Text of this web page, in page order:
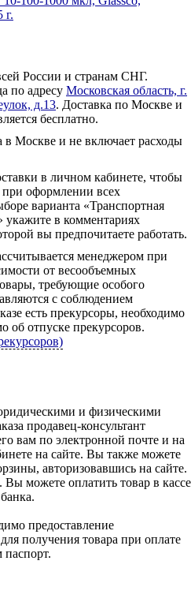
г.
России и странам СНГ.
по адресу Московская область, г.
д.13. Доставка по Москве и
бесплатно.
в Москве и не включает расходы
в личном кабинете, чтобы
при оформлении всех
варианта «Транспортная
укажите в комментариях
вы предпочитаете работать.
менеджером при
от весообъемных
требующие особого
с соблюдением
есть прекурсоры, необходимо
об отпуске прекурсоров.
и физическими
продавец-консультант
вам по электронной почте и на
на сайте. Вы также можете
авторизовавшись на сайте.
Вы можете оплатить товар в кассе
предоставление
получения товара при оплате